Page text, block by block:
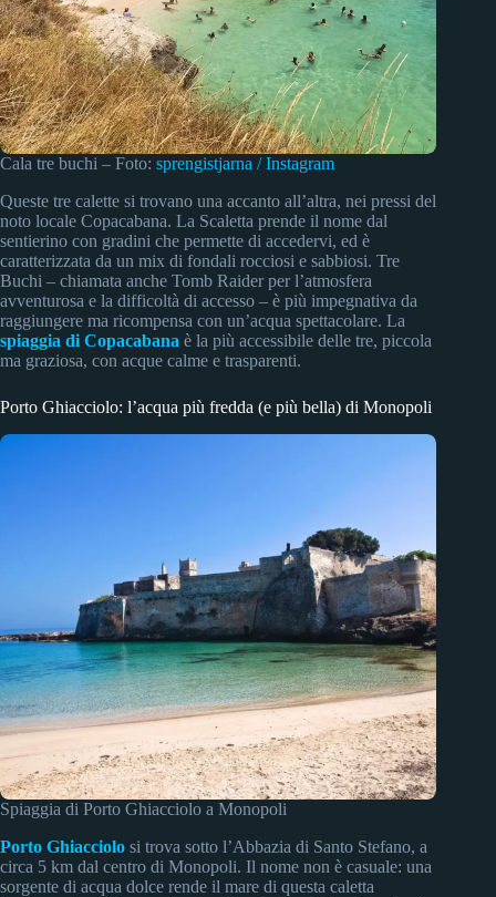
Cala tre buchi – Foto: sprengistjarna / Instagram
Queste tre calette si trovano una accanto all’altra, nei pressi del
noto locale Copacabana. La Scaletta prende il nome dal
sentierino con gradini che permette di accedervi, ed è
caratterizzata da un mix di fondali rocciosi e sabbiosi. Tre
Buchi – chiamata anche Tomb Raider per l’atmosfera
avventurosa e la difficoltà di accesso – è più impegnativa da
raggiungere ma ricompensa con un’acqua spettacolare. La
spiaggia di Copacabana è la più accessibile delle tre, piccola
ma graziosa, con acque calme e trasparenti.
Porto Ghiacciolo: l’acqua più fredda (e più bella) di Monopoli
Spiaggia di Porto Ghiacciolo a Monopoli
Porto Ghiacciolo si trova sotto l’Abbazia di Santo Stefano, a
circa 5 km dal centro di Monopoli. Il nome non è casuale: una
sorgente di acqua dolce rende il mare di questa caletta